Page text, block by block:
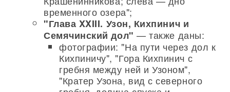
временного озера";
"Глава XXIII. Узон, Кихпинич и
Семячинский дол" — также даны:
фотографии: "На пути через дол к
Кихпиничу", "Гора Кихпинич с
гребня между ней и Узоном",
"Кратер Узона, вид с северного